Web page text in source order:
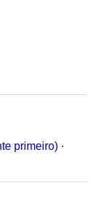
primeiro) ·